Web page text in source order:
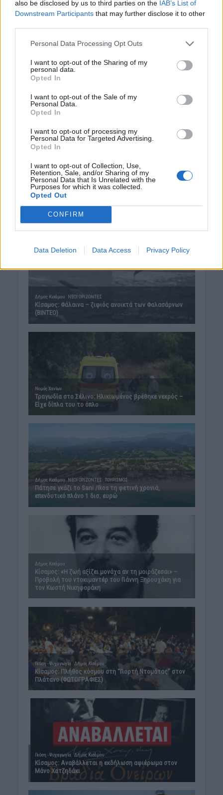
also be disclosed by us to third parties on the IAB’s List of
Downstream Participants that may further disclose it to other
Personal Data Processing Opt Outs
I want to opt-out of the Sharing of my
personal data.
Opted In
I want to opt-out of the Sale of my
Personal Data.
Opted In
I want to opt-out of processing my
Personal Data for Targeted Advertising.
Opted In
I want to opt-out of Collection, Use,
Retention, Sale, and/or Sharing of my
Personal Data that Is Unrelated with the
Purposes for which it was collected.
Opted Out
CONFIRM
Data Deletion Data Access Privacy Policy
Χανιά: Την εντόπισε περιπολικό,
μεταφέρθηκε στο Αστυνομικό Τμήμα
Κτηματολόγιο: Ποιοι μπορούν να
δηλώσουν το ακίνητό τους και μετά
6 Αυγούστου 2026 16:53
όλεθρο που άλλαξε την
ανθρωπότητα
ΕΝΔΙΑΦΕΡΟΝΤΑ
Tα ζώδια της Πέμπτης 6 Αυγούστου
Δημοφιλή αυτή την εβδομάδα